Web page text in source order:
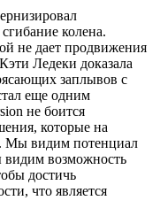
колена.
не дает продвижения
Ледеки доказала
заплывов с
еще одним
не боится
которые на
Мы видим потенциал
видим возможность
достичь
что является